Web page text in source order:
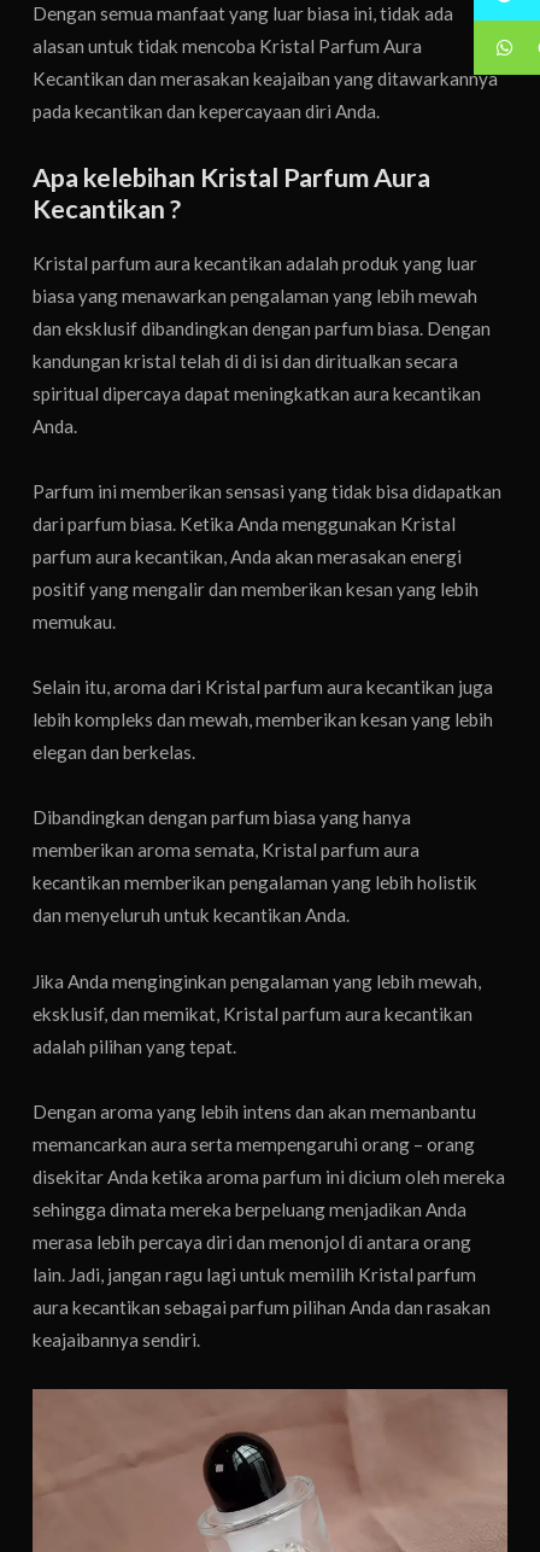
Dengan semua manfaat yang luar biasa ini, tidak ada
alasan untuk tidak mencoba Kristal Parfum Aura
Kecantikan dan merasakan keajaiban yang ditawarkannya
pada kecantikan dan kepercayaan diri Anda.
Apa kelebihan Kristal Parfum Aura
Kecantikan ?
Kristal parfum aura kecantikan adalah produk yang luar
biasa yang menawarkan pengalaman yang lebih mewah
dan eksklusif dibandingkan dengan parfum biasa. Dengan
kandungan kristal telah di di isi dan diritualkan secara
spiritual dipercaya dapat meningkatkan aura kecantikan
Anda.
Parfum ini memberikan sensasi yang tidak bisa didapatkan
dari parfum biasa. Ketika Anda menggunakan Kristal
parfum aura kecantikan, Anda akan merasakan energi
positif yang mengalir dan memberikan kesan yang lebih
memukau.
Selain itu, aroma dari Kristal parfum aura kecantikan juga
lebih kompleks dan mewah, memberikan kesan yang lebih
elegan dan berkelas.
Dibandingkan dengan parfum biasa yang hanya
memberikan aroma semata, Kristal parfum aura
kecantikan memberikan pengalaman yang lebih holistik
dan menyeluruh untuk kecantikan Anda.
Jika Anda menginginkan pengalaman yang lebih mewah,
eksklusif, dan memikat, Kristal parfum aura kecantikan
adalah pilihan yang tepat.
Dengan aroma yang lebih intens dan akan memanbantu
memancarkan aura serta mempengaruhi orang – orang
disekitar Anda ketika aroma parfum ini dicium oleh mereka
sehingga dimata mereka berpeluang menjadikan Anda
merasa lebih percaya diri dan menonjol di antara orang
lain. Jadi, jangan ragu lagi untuk memilih Kristal parfum
aura kecantikan sebagai parfum pilihan Anda dan rasakan
keajaibannya sendiri.